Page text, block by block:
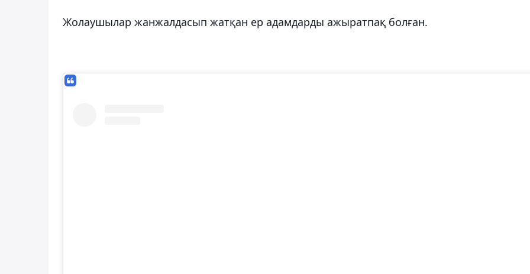
Жолаушылар жанжалдасып жатқан ер адамдарды ажыратпақ болған.